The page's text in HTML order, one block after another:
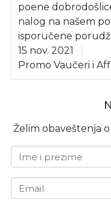
poene
nalog na našem
isporučene
15 nov. 2021
Promo Vaučeri i
Želim obaveštenja o
Ime i prezime
Email